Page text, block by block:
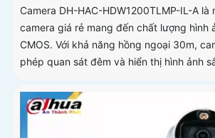
Camera DH-HAC-HDW1200TLMP-IL-A là
camera giá rẻ mang đến chất lượng hình
CMOS. Với khả năng hồng ngoại 30m,
phép quan sát đêm và hiển thị hình ảnh